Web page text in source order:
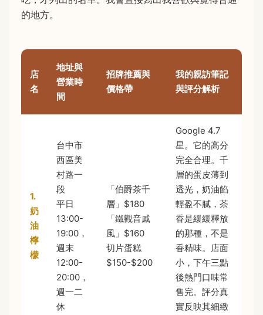
的地方。
店
名
地址與
營業時
間
招牌推薦與
價格帶
我的親訪筆記
與評分解析
1.
奶
油
檸
檬
台中市
西區美
村路一
段
平日
13:00-
19:00，
週末
12:00-
20:00，
週一二
休
「伯爵茶千
層」$180
「鐵觀音戚
風」$160
切片蛋糕
$150-$200
Google 4.7
星。它的高分
完全合理。千
層的蛋皮薄到
透光，奶油餡
輕盈不膩，茶
香是緩緩釋放
的那種，不是
香精味。店面
小，下午三點
後熱門口味常
售完。評分真
實反映其細緻